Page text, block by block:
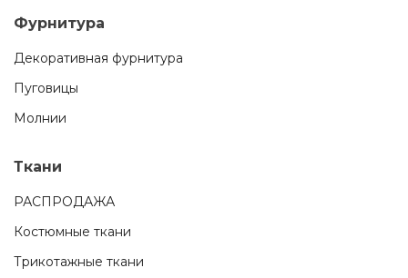
Фурнитура
Декоративная фурнитура
Пуговицы
Молнии
Ткани
РАСПРОДАЖА
Костюмные ткани
Трикотажные ткани